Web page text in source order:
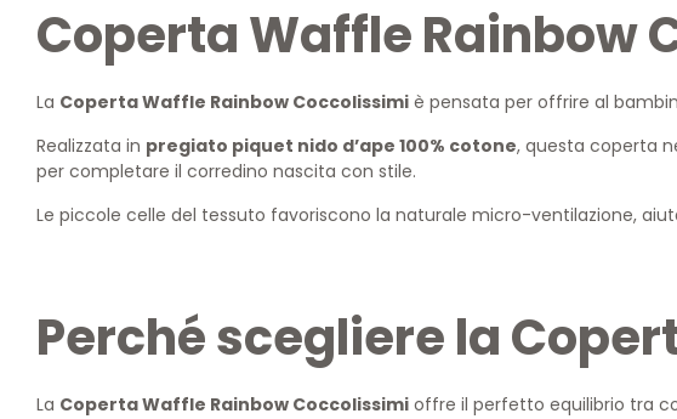
Coperta Waffle Rainbow
La Coperta Waffle Rainbow Coccolissimi è pensata per offrire al
Realizzata in pregiato piquet nido d’ape 100% cotone, questa coperta
per completare il corredino nascita con stile.
Le piccole celle del tessuto favoriscono la naturale micro-ventilazione,
Perché scegliere la
La Coperta Waffle Rainbow Coccolissimi offre il perfetto equilibrio tra